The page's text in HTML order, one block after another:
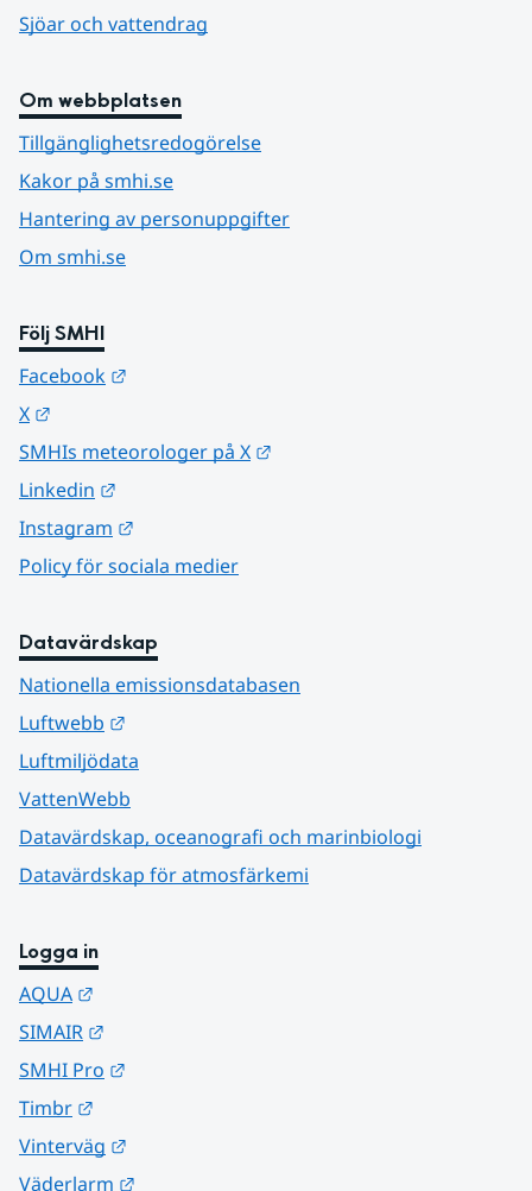
Sjöar och vattendrag
Om webbplatsen
Tillgänglighetsredogörelse
Kakor på smhi.se
Hantering av personuppgifter
Om smhi.se
Följ SMHI
Facebook
X
SMHIs meteorologer på X
Linkedin
Instagram
Policy för sociala medier
Datavärdskap
Nationella emissionsdatabasen
Luftwebb
Luftmiljödata
VattenWebb
Datavärdskap, oceanografi och marinbiologi
Datavärdskap för atmosfärkemi
Logga in
AQUA
SIMAIR
SMHI Pro
Timbr
Vinterväg
Väderlarm